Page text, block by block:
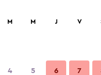
más barata de precio
M M J V
4 5 6 7